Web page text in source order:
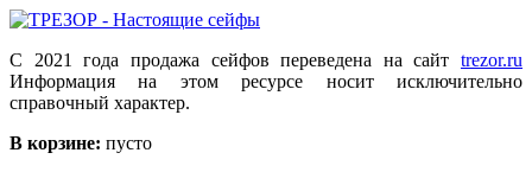
С 2021 года продажа сейфов переведена на сайт trezor.ru
Информация на этом ресурсе носит исключительно
справочный характер.
В корзине: пусто